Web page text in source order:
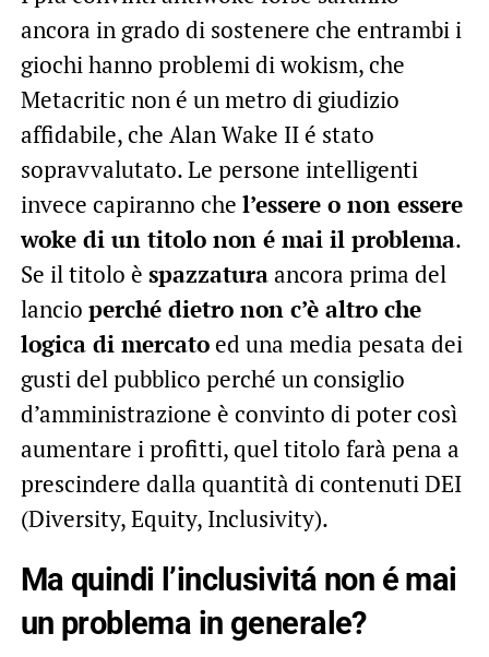
ancora in grado di sostenere che entrambi i
giochi hanno problemi di wokism, che
Metacritic non é un metro di giudizio
affidabile, che Alan Wake II é stato
sopravvalutato. Le persone intelligenti
invece capiranno che l’essere o non essere
woke di un titolo non é mai il problema.
Se il titolo è spazzaturaancora prima del
lancio perché dietro non c’è altro che
logica di mercatoed una media pesata dei
gusti del pubblico perché un consiglio
d’amministrazione è convinto di poter così
aumentare i profitti, quel titolo farà pena a
prescindere dalla quantità di contenuti DEI
(Diversity, Equity, Inclusivity).
Ma quindi l’inclusivitá non é mai
un problema in generale?